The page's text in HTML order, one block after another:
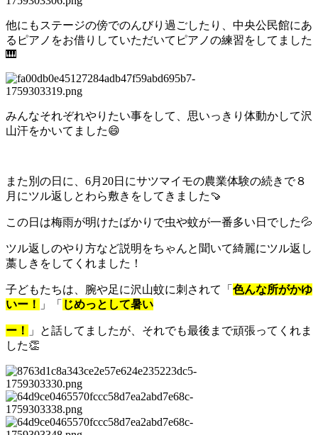
他にもステージの傍でのんびり過ごしたり、中央公民館にあ
るピアノをお借りしていただいてピアノの練習をしてました
🎹
みんなそれぞれやりたい事をして、思いっきり体動かして沢
山汗をかいてました😄
また別の日に、6月20日にサツマイモの農業体験の続きで８
月にツル返しとわら敷きをしてきました🍠
この日は梅雨が明けたばかりで虫や蚊が一番多い日でした💦
ツル返しのやり方など説明をちゃんと聞いて綺麗にツル返し
藁しきをしてくれました！
子どもたちは、腕や足に沢山蚊に刺されて「 色んな所がかゆ
いー！
」「 じめっとして暑い
ー！
」と話してましたが、それでも最後まで頑張ってくれま
した👏